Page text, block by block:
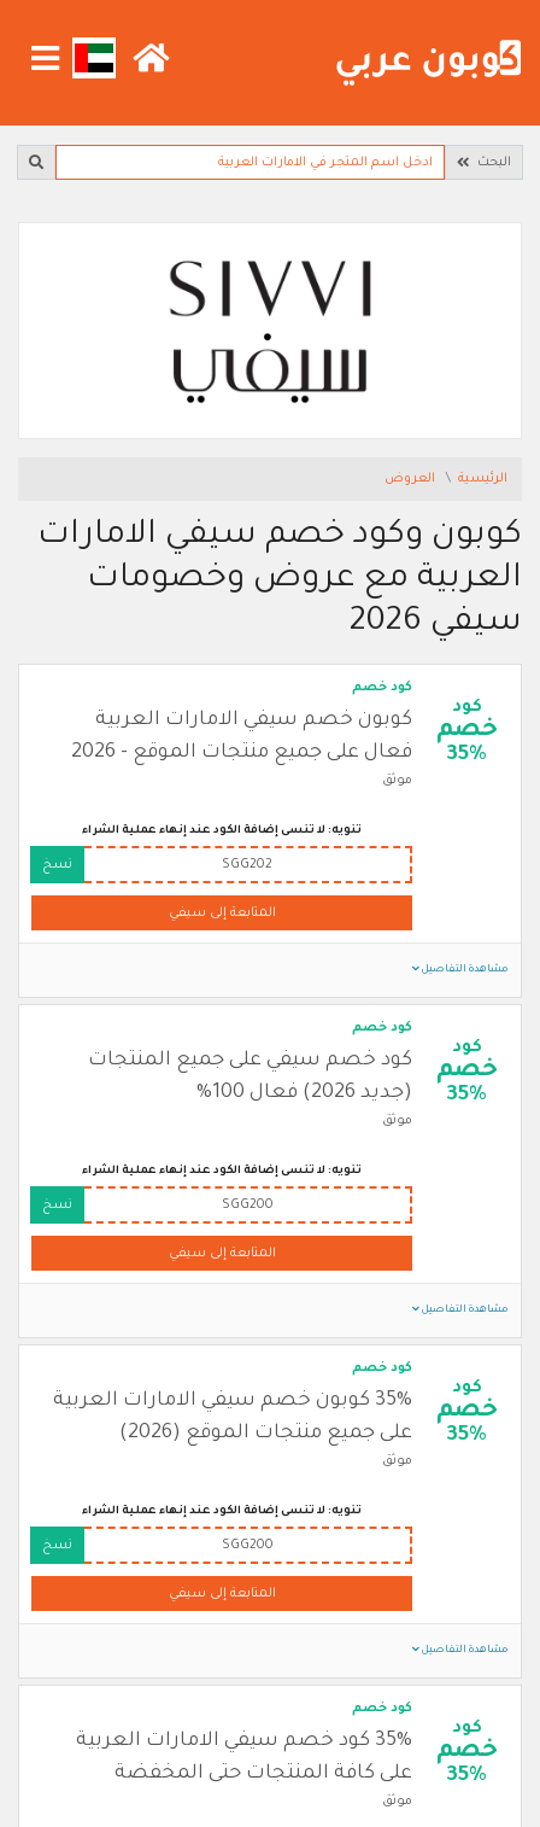
البحث
الرئيسية العروض
كوبون وكود خصم سيفي الامارات
العربية مع عروض وخصومات
سيفي 2026
كود
خصم
35%
كود خصم
كوبون خصم سيفي الامارات العربية
فعال على جميع منتجات الموقع - 2026
موثق
تنويه: لا تنسى إضافة الكود عند إنهاء عملية الشراء
SGG202 نسخ
المتابعة إلى سيفي
مشاهدة التفاصيل
كود
خصم
35%
كود خصم
كود خصم سيفي على جميع المنتجات
(جديد 2026) فعال 100%
موثق
تنويه: لا تنسى إضافة الكود عند إنهاء عملية الشراء
SGG200 نسخ
المتابعة إلى سيفي
مشاهدة التفاصيل
كود
خصم
35%
كود خصم
35% كوبون خصم سيفي الامارات العربية
على جميع منتجات الموقع (2026)
موثق
تنويه: لا تنسى إضافة الكود عند إنهاء عملية الشراء
SGG200 نسخ
المتابعة إلى سيفي
مشاهدة التفاصيل
كود
خصم
35%
كود خصم
35% كود خصم سيفي الامارات العربية
على كافة المنتجات حتى المخفضة
موثق